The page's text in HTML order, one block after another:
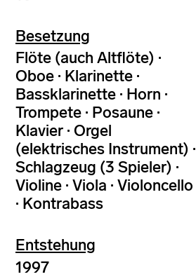
Besetzung
Flöte (auch Altflöte) ·
Oboe · Klarinette ·
Bassklarinette · Horn ·
Trompete · Posaune ·
Klavier · Orgel
(elektrisches Instrument) ·
Schlagzeug (3 Spieler) ·
Violine · Viola · Violoncello
· Kontrabass
Entstehung
1997